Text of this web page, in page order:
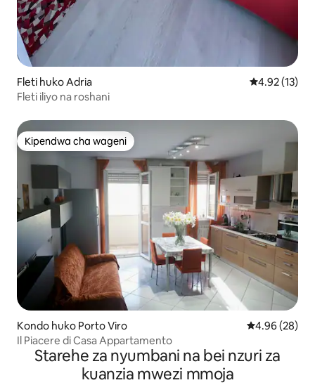
Fleti huko Adria Ukadiriaji wa
4.92 (13)
Fleti iliyo na roshani
Kipendwa cha wageni
Kipendwa cha wageni
Kondo huko Porto Viro Ukadiriaji wa
4.96 (28)
Il Piacere di Casa Appartamento
Starehe za nyumbani na bei nzuri za
kuanzia mwezi mmoja